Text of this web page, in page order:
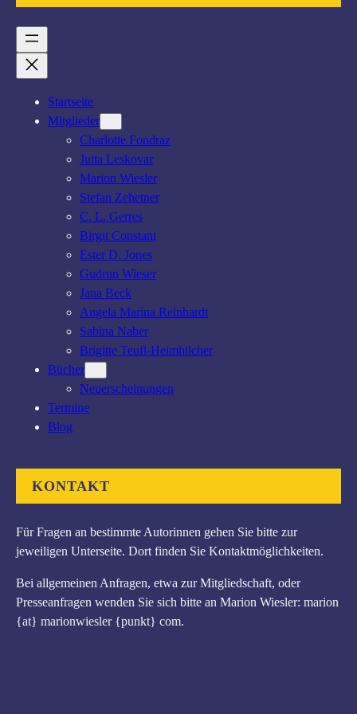
Startseite
Mitglieder
Charlotte Fondraz
Jutta Leskovar
Marion Wiesler
Stefan Zehetner
C. L. Gerres
Birgit Constant
Ester D. Jones
Gudrun Wieser
Jana Beck
Angela Marina Reinhardt
Sabina Naber
Brigitte Teufl-Heimhilcher
Bücher
Neuerscheinungen
Termine
Blog
KONTAKT
Für Fragen an bestimmte Autorinnen gehen Sie bitte zur
jeweiligen Unterseite. Dort finden Sie Kontaktmöglichkeiten.
Bei allgemeinen Anfragen, etwa zur Mitgliedschaft, oder
Presseanfragen wenden Sie sich bitte an Marion Wiesler: marion
{at} marionwiesler {punkt} com.